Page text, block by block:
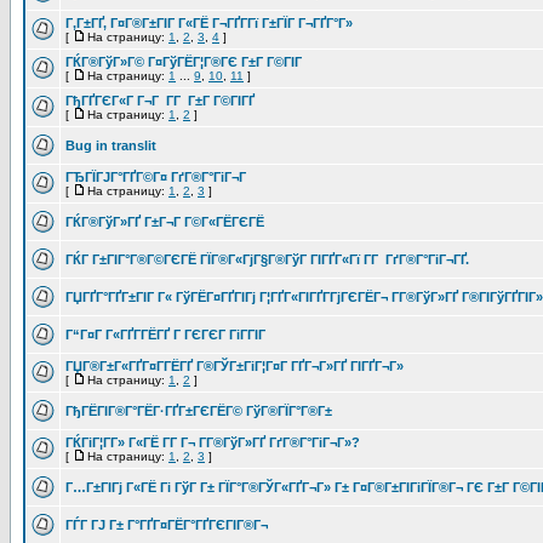
Г‚Г±ГҐ, Г¤Г®Г±ГІГ Г«ГЁ Г¬ГҐГ­Гї Г±ГЇГ Г¬ГҐГ°Г»
[ На страницу: 1 2 3 4 ]
ГЌГ®ГўГ»Г© Г¤ГўГЁГ¦Г®ГЄ Г±Г Г©ГІГ
[ На страницу: 1 9 10 11 ]
ГђГҐГЄГ«Г Г¬Г Г­Г Г±Г Г©ГІГҐ
[ На страницу: 1 2 ]
Bug in translit
ГЂГЇГЈГ°ГҐГ©Г¤ ГґГ®Г°ГіГ¬Г
[ На страницу: 1 2 3 ]
ГЌГ®ГўГ»ГҐ Г±Г¬Г Г©Г«ГЁГЄГЁ
ГЌГ Г±ГІГ°Г®Г©ГЄГЁ ГЇГ®Г«ГјГ§Г®ГўГ ГІГҐГ«Гї Г­Г ГґГ®Г°ГіГ¬ГҐ.
ГЏГҐГ°ГҐГ±ГІГ Г« ГўГЁГ¤ГҐГІГј Г¦ГҐГ«ГІГҐГ­ГјГЄГЁГ¬ Г­Г®ГўГ»ГҐ
Г“Г¤Г Г«ГҐГ­ГЁГҐ Г ГЄГЄГ ГіГ­ГІГ
ГЏГ®Г±Г«ГҐГ¤Г­ГЁГҐ Г®ГЎГ±ГіГ¦Г¤Г ГҐГ¬Г»ГҐ ГІГҐГ¬Г»
[ На страницу: 1 2 ]
ГђГЁГІГ®Г°ГЁГ·ГҐГ±ГЄГЁГ© ГўГ®ГЇГ°Г®Г±
ГЌГіГ¦Г­Г» Г«ГЁ Г­Г Г¬ Г­Г®ГўГ»ГҐ ГґГ®Г°ГіГ¬Г»?
[ На страницу: 1 2 3 ]
Г…Г±ГІГј Г«ГЁ Гі ГўГ Г± ГЇГ°Г®ГЎГ«ГҐГ¬Г» Г± Г¤Г®Г±ГІГіГЇГ®Г¬ ГЄ Г±Г
ГЃГ ГЈ Г± Г°ГҐГ¤ГЁГ°ГҐГЄГІГ®Г¬